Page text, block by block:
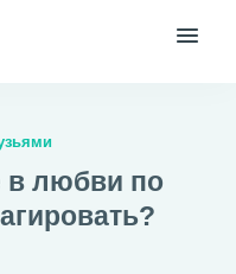
в любви по